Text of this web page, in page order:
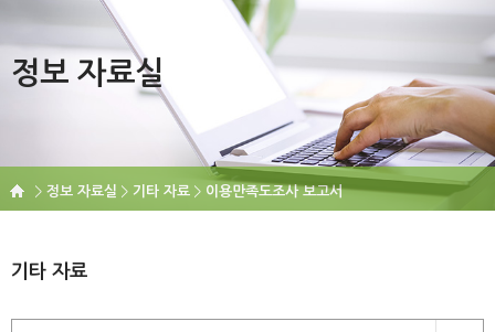
정보 자료실
정보 자료실 기타 자료 이용만족도조사 보고서
기타 자료